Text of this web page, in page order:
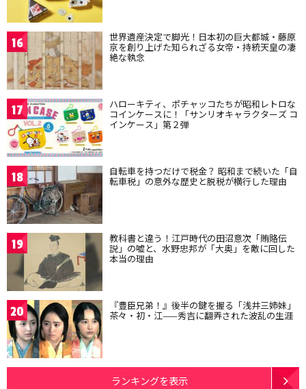
16 世界遺産決定で脚光！日本初の巨大都城・藤原
京を創り上げた知られざる女帝・持統天皇の凄
絶な執念
17 ハローキティ、ポチャッコたちが昭和レトロな
コインケースに！「サンリオキャラクターズ コ
インケース」第２弾
18 自転車を持つだけで税金？ 昭和まで続いた「自
転車税」の意外な歴史と脱税が横行した理由
19 教科書と違う！江戸時代の田沼意次「賄賂伝
説」の嘘と、水野忠邦が「大奥」を敵に回した
本当の理由
20 『豊臣兄弟！』後半の鍵を握る「浅井三姉妹」
茶々・初・江——秀吉に翻弄された波乱の生涯
ランキングを表示